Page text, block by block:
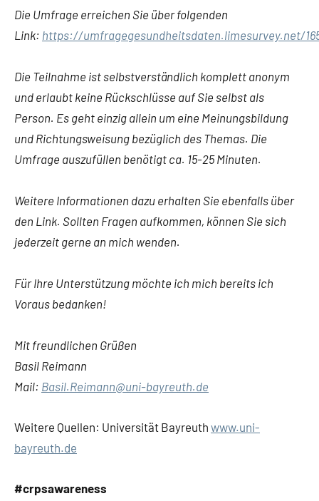
Die Umfrage erreichen Sie über folgenden
Link: https://umfragegesundheitsdaten.limesurvey.net/
Die Teilnahme ist selbstverständlich komplett anonym
und erlaubt keine Rückschlüsse auf Sie selbst als
Person. Es geht einzig allein um eine Meinungsbildung
und Richtungsweisung bezüglich des Themas. Die
Umfrage auszufüllen benötigt ca. 15-25 Minuten.
Weitere Informationen dazu erhalten Sie ebenfalls über
den Link. Sollten Fragen aufkommen, können Sie sich
jederzeit gerne an mich wenden.
Für Ihre Unterstützung möchte ich mich bereits ich
Voraus bedanken!
Mit freundlichen Grüßen
Basil Reimann
Mail: Basil.Reimann@uni-bayreuth.de
Weitere Quellen: Universität Bayreuth www.uni-
bayreuth.de
#crpsawareness